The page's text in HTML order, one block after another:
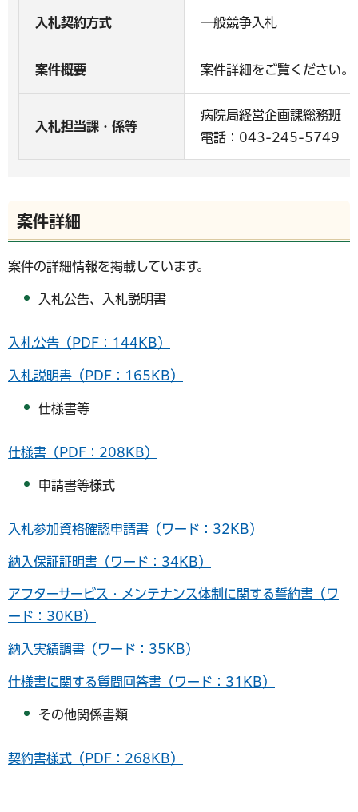
入札契約方式 一般競争入札
案件概要 案件詳細をご覧ください。
入札担当課・係等
病院局経営企画課総務班
電話：043-245-5749
案件詳細
案件の詳細情報を掲載しています。
入札公告、入札説明書
入札公告（PDF：144KB）
入札説明書（PDF：165KB）
仕様書等
仕様書（PDF：208KB）
申請書等様式
入札参加資格確認申請書（ワード：32KB）
納入保証証明書（ワード：34KB）
アフターサービス・メンテナンス体制に関する誓約書（ワ
ード：30KB）
納入実績調書（ワード：35KB）
仕様書に関する質問回答書（ワード：31KB）
その他関係書類
契約書様式（PDF：268KB）